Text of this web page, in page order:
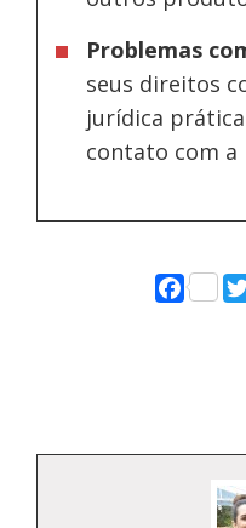
Problemas
seus direitos
jurídica
contato com a